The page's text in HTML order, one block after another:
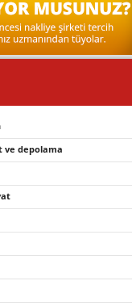
ve depolama